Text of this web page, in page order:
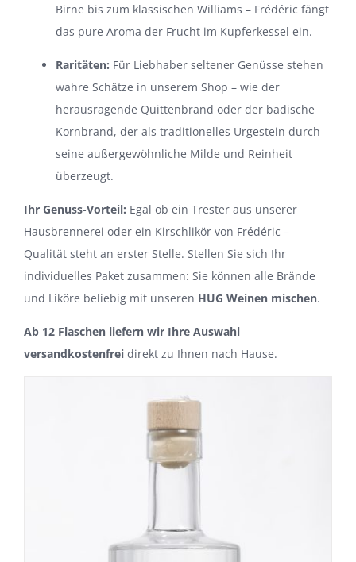
Birne bis zum klassischen Williams – Frédéric fängt
das pure Aroma der Frucht im Kupferkessel ein.
Raritäten: Für Liebhaber seltener Genüsse stehen
wahre Schätze in unserem Shop – wie der
herausragende Quittenbrand oder der badische
Kornbrand, der als traditionelles Urgestein durch
seine außergewöhnliche Milde und Reinheit
überzeugt.
Ihr Genuss-Vorteil: Egal ob ein Trester aus unserer
Hausbrennerei oder ein Kirschlikör von Frédéric –
Qualität steht an erster Stelle. Stellen Sie sich Ihr
individuelles Paket zusammen: Sie können alle Brände
und Liköre beliebig mit unseren HUG Weinen mischen.
Ab 12 Flaschen liefern wir Ihre Auswahl
versandkostenfrei direkt zu Ihnen nach Hause.